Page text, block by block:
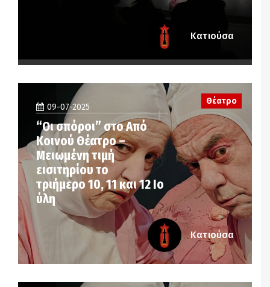
Κατιούσα
09-07-2025
“Οι σπόροι” στο Από
Κοινού Θέατρο –
Μειωμένη τιμή
εισιτηρίου το
τριήμερο 10, 11 και 12 Ιο
ύλη
Θέατρο
Κατιούσα